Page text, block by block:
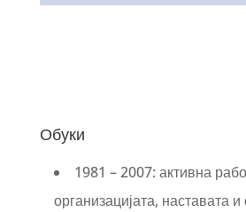
Обуки
1981 – 2007: активна
организацијата, наставата